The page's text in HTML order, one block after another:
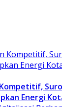
Energi